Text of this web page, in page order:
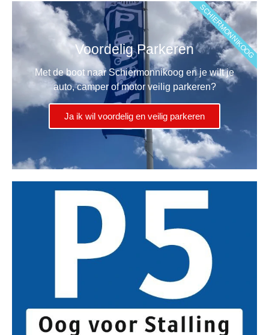
Voordelig Parkeren
Met de boot naar Schiermonnikoog en je wilt je
auto, camper of motor veilig parkeren?
Ja ik wil voordelig en veilig parkeren
SCHIERMONNIKOOG